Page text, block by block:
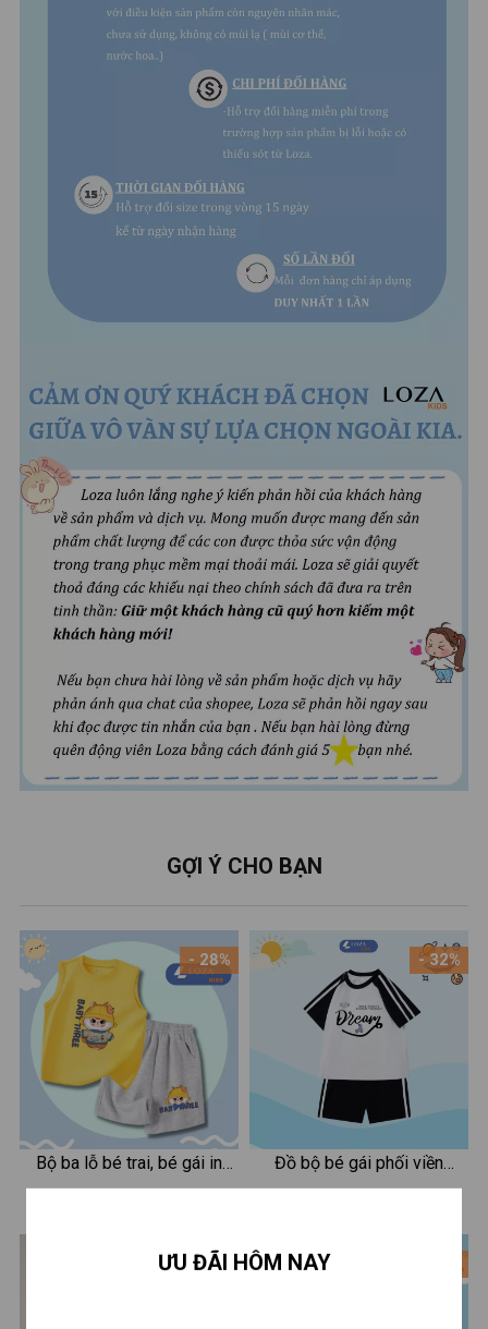
GỢI Ý CHO BẠN
- 28%
Bộ ba lỗ bé trai, bé gái in
hình Baby Three - Loza Kids
- 28%
- 32%
Đồ bộ bé gái phối viền
Dream - Quần áo cho bé
ƯU ĐÃI HÔM NAY